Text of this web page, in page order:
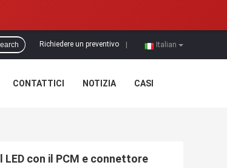
Italian
Richiedere un preventivo
CONTATTICI NOTIZIA CASI
con il PCM e connettore